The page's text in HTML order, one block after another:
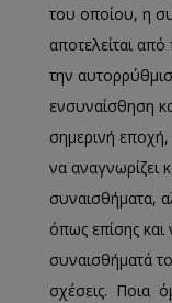
του οποίου, η
αποτελείται
την
ενσυναίσθηση
σημερινή εποχή,
να αναγνωρίζει
συναισθήματα,
όπως επίσης και
συναισθήματά
σχέσεις. Ποια